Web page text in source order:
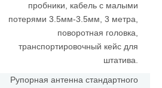
пробники, кабель с малыми
потерями 3.5мм-3.5мм, 3 метра,
поворотная головка,
транспортировочный кейс для
штатива.
Рупорная антенна стандартного